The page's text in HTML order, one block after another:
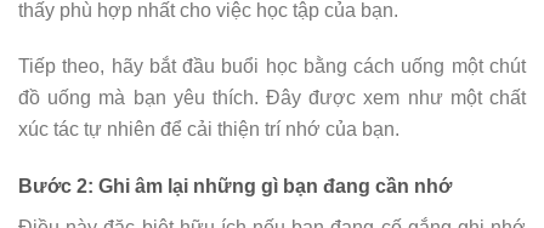
thấy phù hợp nhất cho việc học tập của bạn.
Tiếp theo, hãy bắt đầu buổi học bằng cách uống một chút
đồ uống mà bạn yêu thích. Đây được xem như một chất
xúc tác tự nhiên để cải thiện trí nhớ của bạn.
Bước 2: Ghi âm lại những gì bạn đang cần nhớ